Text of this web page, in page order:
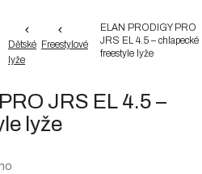
Dětské
lyže
Freestylové
ELAN PRODIGY PRO
JRS EL 4.5 – chlapecké
freestyle lyže
JRS EL 4.5 –
lyže